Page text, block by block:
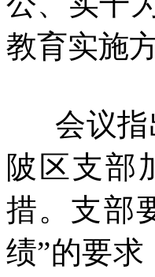
教育实施
会议指
陂区支部
措。支部
绩”的要